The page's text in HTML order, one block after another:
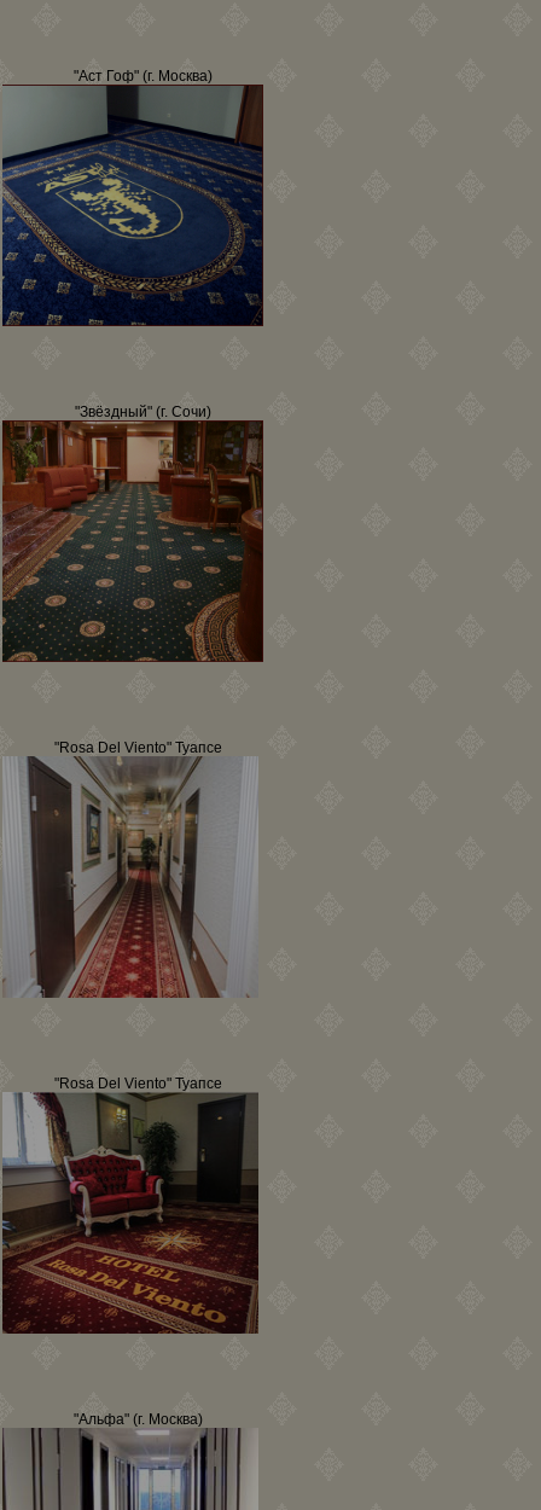
"Аст Гоф" (г. Москва)
"Звёздный" (г. Сочи)
"Rosa Del Viento" Туапсе
"Rosa Del Viento" Туапсе
"Альфа" (г. Москва)